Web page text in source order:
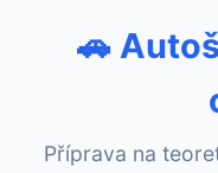
🚗
Příprava na